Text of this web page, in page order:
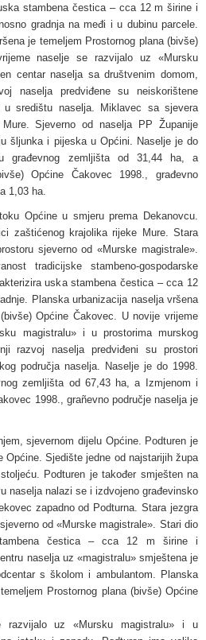
stambena čestica – cca 12 m širine i
gradnja na međi i u dubinu parcele.
je temeljem Prostornog plana (bivše)
naselje se razvijalo uz «Mursku
centar naselja sa društvenim domom,
naselja predviđene su neiskorištene
u središtu naselja. Miklavec sa sjevera
Sjeverno od naselja PP Županije
šljunka i pijeska u Općini. Naselje je do
građevnog zemljišta od 31,44 ha, a
Općine Čakovec 1998., građevno
1,03 ha.
Općine u smjeru prema Dekanovcu.
zaštićenog krajolika rijeke Mure. Stara
sjeverno od «Murske magistrale».
tradicijske stambeno-gospodarske
uska stambena čestica – cca 12
Planska urbanizacija naselja vršena
Općine Čakovec. U novije vrijeme
magistralu» i u prostorima murskog
razvoj naselja predviđeni su prostori
područja naselja. Naselje je do 1998.
zemljišta od 67,43 ha, a Izmjenom i
1998., grañevno područje naselja je
sjevernom dijelu Općine. Podturen je
Općine. Sjedište jedne od najstarijih župa
Podturen je također smješten na
naselja nalazi se i izdvojeno građevinsko
zapadno od Podturna. Stara jezgra
od «Murske magistrale». Stari dio
čestica – cca 12 m širine i
naselja uz «magistralu» smještena je
s školom i ambulantom. Planska
Prostornog plana (bivše) Općine
razvijalo uz «Mursku magistralu» i u